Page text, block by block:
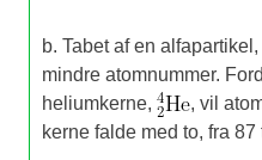
b. Tabet af en
mindre atomnummer.
heliumkerne,
, vil
kerne falde med to, fra 87